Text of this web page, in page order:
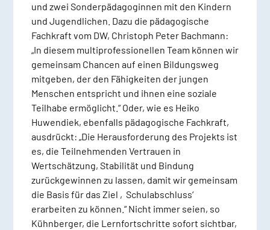
und zwei Sonderpädagoginnen mit den Kindern
und Jugendlichen. Dazu die pädagogische
Fachkraft vom DW, Christoph Peter Bachmann:
„In diesem multiprofessionellen Team können wir
gemeinsam Chancen auf einen Bildungsweg
mitgeben, der den Fähigkeiten der jungen
Menschen entspricht und ihnen eine soziale
Teilhabe ermöglicht.“ Oder, wie es Heiko
Huwendiek, ebenfalls pädagogische Fachkraft,
ausdrückt: „Die Herausforderung des Projekts ist
es, die Teilnehmenden Vertrauen in
Wertschätzung, Stabilität und Bindung
zurückgewinnen zu lassen, damit wir gemeinsam
die Basis für das Ziel ‚Schulabschluss‘
erarbeiten zu können.“ Nicht immer seien, so
Kühnberger, die Lernfortschritte sofort sichtbar,